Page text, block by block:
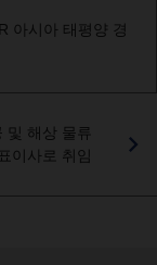
아시아 태평양 경
및 해상 물류
이사로 취임